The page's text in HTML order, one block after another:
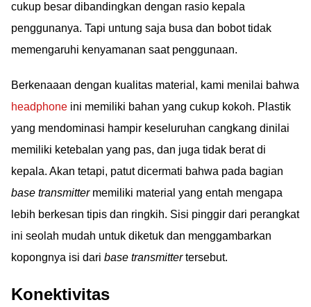
cukup besar dibandingkan dengan rasio kepala
penggunanya. Tapi untung saja busa dan bobot tidak
memengaruhi kenyamanan saat penggunaan.
Berkenaaan dengan kualitas material, kami menilai bahwa
headphone ini memiliki bahan yang cukup kokoh. Plastik
yang mendominasi hampir keseluruhan cangkang dinilai
memiliki ketebalan yang pas, dan juga tidak berat di
kepala. Akan tetapi, patut dicermati bahwa pada bagian
base transmittermemiliki material yang entah mengapa
lebih berkesan tipis dan ringkih. Sisi pinggir dari perangkat
ini seolah mudah untuk diketuk dan menggambarkan
kopongnya isi dari base transmittertersebut.
Konektivitas